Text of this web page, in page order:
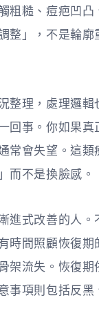
粗糙、痘疤凹凸
整」，不是輪廓
整理，處理邏輯
回事。你如果真
常會失望。這類
而不是換臉感。
進式改善的人。
時間照顧恢復期
架流失。恢復期
事項則包括反黑